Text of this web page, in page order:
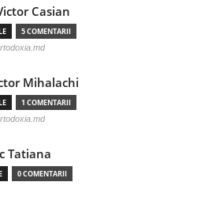
Casian
5 COMENTARII
Mihalachi
1 COMENTARII
Tatiana
0 COMENTARII